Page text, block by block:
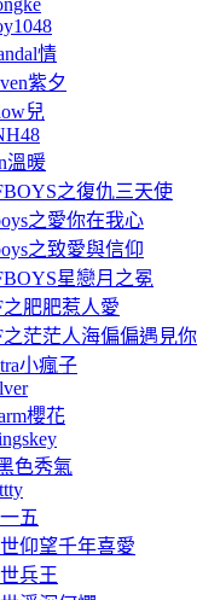
情
紫夕
兒
溫暖
之復仇三天使
之愛你在我心
之致愛與信仰
星戀月之冕
之肥肥惹人愛
之茫茫人海偏偏遇見你
小瘋子
櫻花
色秀氣
五
仰望千年喜愛
兵王